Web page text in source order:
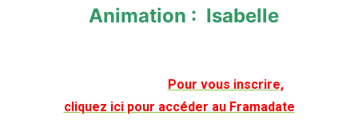
Animation : Isabelle
Pour vous inscrire,
cliquez ici pour accéder au Framadate